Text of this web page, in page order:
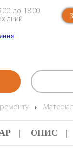
до 18:00
ОПИС